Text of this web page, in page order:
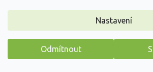
Nastavení
Odmítnout
Réva vinná 'Modrý Portugal'
Vitis vinifera 'Modrý Portugal'
Máme pro vás malý dárek